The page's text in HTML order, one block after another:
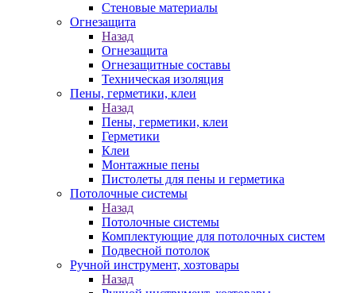
Стеновые материалы
Огнезащита
Назад
Огнезащита
Огнезащитные составы
Техническая изоляция
Пены, герметики, клеи
Назад
Пены, герметики, клеи
Герметики
Клеи
Монтажные пены
Пистолеты для пены и герметика
Потолочные системы
Назад
Потолочные системы
Комплектующие для потолочных систем
Подвесной потолок
Ручной инструмент, хозтовары
Назад